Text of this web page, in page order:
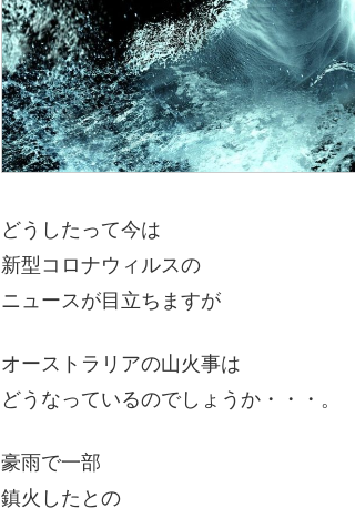
どうしたって今は
新型コロナウィルスの
ニュースが目立ちますが
オーストラリアの山火事は
どうなっているのでしょうか・・・。
豪雨で一部
鎮火したとの